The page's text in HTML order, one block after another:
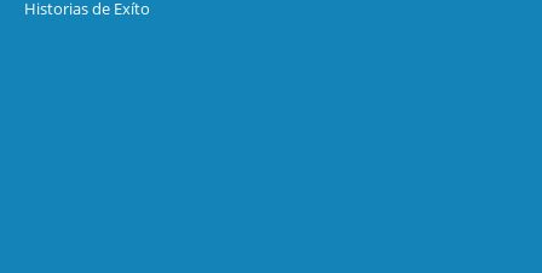
Historias de Exíto